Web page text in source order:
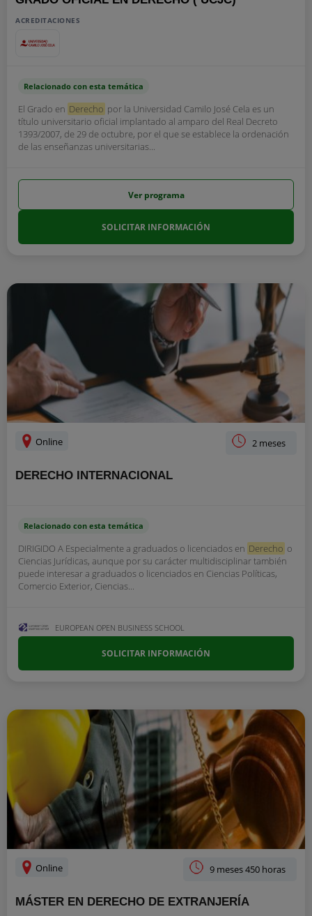
ACREDITACIONES
Relacionado con esta temática
El Grado en Derecho por la Universidad Camilo José Cela es un
título universitario oficial implantado al amparo del Real Decreto
1393/2007, de 29 de octubre, por el que se establece la ordenación
de las enseñanzas universitarias...
Ver programa
SOLICITAR INFORMACIÓN
Online 2 meses
DERECHO INTERNACIONAL
Relacionado con esta temática
DIRIGIDO A Especialmente a graduados o licenciados en Derecho o
Ciencias Jurídicas, aunque por su carácter multidisciplinar también
puede interesar a graduados o licenciados en Ciencias Políticas,
Comercio Exterior, Ciencias...
EUROPEAN OPEN BUSINESS SCHOOL
SOLICITAR INFORMACIÓN
Online 9 meses 450 horas
MÁSTER EN DERECHO DE EXTRANJERÍA